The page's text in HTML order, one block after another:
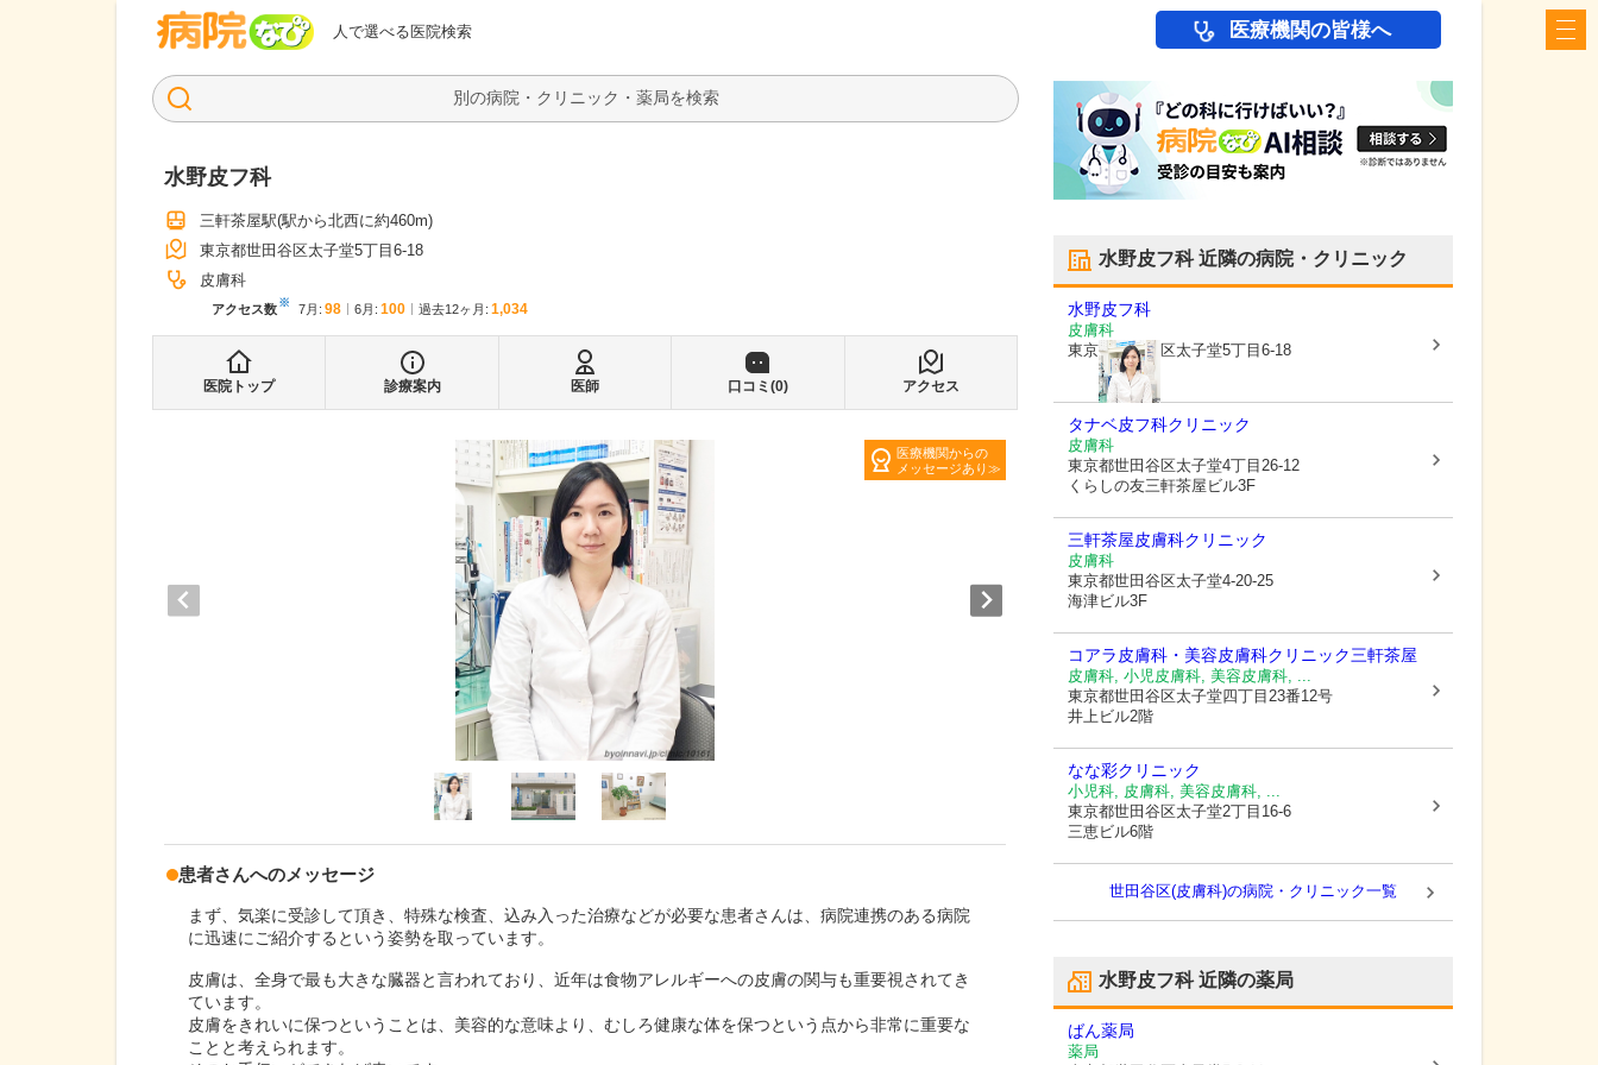
人で選べる医院検索
病院なび 医療機関の皆様へ
検索
水野皮フ科
三軒茶屋駅(駅から北西に約460m)
東京都世田谷区太子堂5丁目6-18
皮膚科
アクセス数※ 7月 : 98 6月 : 100 過去12ヶ月: 1,034
医院トップ 診療案内 医師 口コミ(0) アクセス
医療機関からの
メッセージあり
患者さんへのメッセージ
まず、気楽に受診して頂き、特殊な検査、込み入った治療などが必要な患者さんは、病院連携のある病院
に迅速にご紹介するという姿勢を取っています。
皮膚は、全身で最も大きな臓器と言われており、近年は食物アレルギーへの皮膚の関与も重要視されてき
ています。
皮膚をきれいに保つということは、美容的な意味より、むしろ健康な体を保つという点から非常に重要な
ことと考えられます。
水野皮フ科近隣の病院・クリニック
水野皮フ科
皮膚科
東京都世田谷区太子堂5丁目6-18
タナベ皮フ科クリニック
皮膚科
東京都世田谷区太子堂4丁目26-12
くらしの友三軒茶屋ビル3F
三軒茶屋皮膚科クリニック
皮膚科
東京都世田谷区太子堂4-20-25
海津ビル3F
コアラ皮膚科・美容皮膚科クリニック三軒茶屋
皮膚科, 小児皮膚科, 美容皮膚科, ...
東京都世田谷区太子堂四丁目23番12号
井上ビル2階
なな彩クリニック
小児科, 皮膚科, 美容皮膚科, ...
東京都世田谷区太子堂2丁目16-6
三恵ビル6階
世田谷区(皮膚科)の病院・クリニック一覧
水野皮フ科近隣の薬局
ばん薬局
薬局